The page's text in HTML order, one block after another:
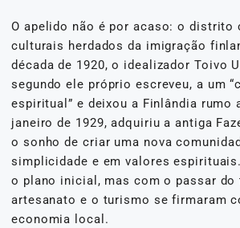
O apelido não é por acaso: o distrito
culturais herdados da imigração
década de 1920, o idealizador Toivo
segundo ele próprio escreveu, a um
espiritual” e deixou a Finlândia rumo
janeiro de 1929, adquiriu a antiga
o sonho de criar uma nova
simplicidade e em valores
o plano inicial, mas com o passar do
artesanato e o turismo se firmaram
economia local.